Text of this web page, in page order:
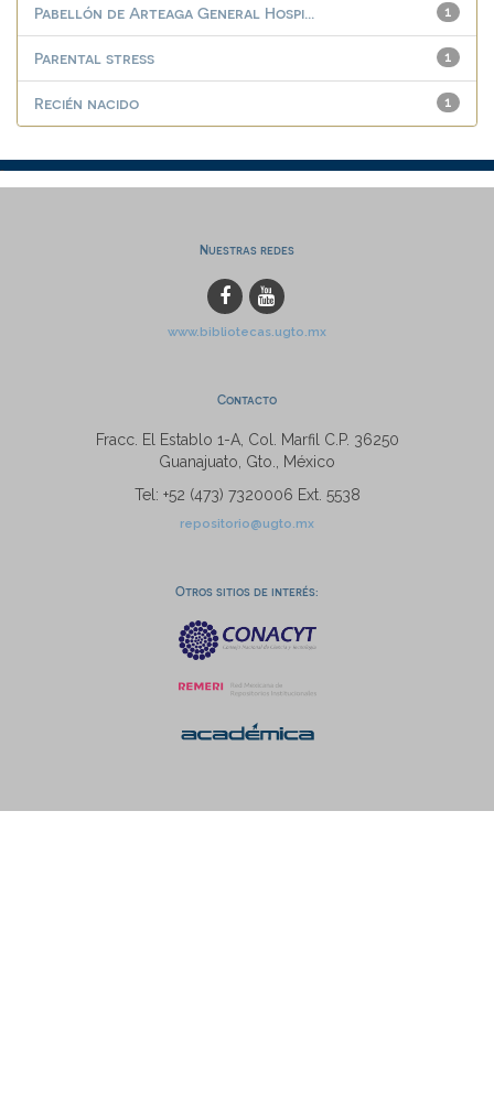
1
Pabellón de Arteaga General Hospi...
1
Parental stress
1
Recién nacido
Nuestras redes
www.bibliotecas.ugto.mx
Contacto
Fracc. El Establo 1-A, Col. Marfil C.P. 36250
Guanajuato, Gto., México
Tel: +52 (473) 7320006 Ext. 5538
repositorio@ugto.mx
Otros sitios de interés: